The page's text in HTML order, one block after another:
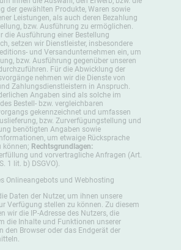
der gewählten Produkte, Waren sowie
Leistungen, als auch deren Bezahlung
bzw. Ausführung zu ermöglichen.
die Ausführung einer Bestellung
setzen wir Dienstleister, insbesondere
und Versandunternehmen ein, um
bzw. Ausführung gegenüber unseren
Für die Abwicklung der
nehmen wir die Dienste von
Zahlungsdienstleistern in Anspruch.
Angaben sind als solche im
Bestell- bzw. vergleichbaren
gekennzeichnet und umfassen
bzw. Zurverfügungstellung und
benötigten Angaben sowie
um etwaige Rücksprache
können; Rechtsgrundlagen:
und vorvertragliche Anfragen (Art.
1 lit. b) DSGVO).
Onlineangebots und Webhosting
Daten der Nutzer, um ihnen unsere
Verfügung stellen zu können. Zu diesem
wir die IP-Adresse des Nutzers, die
die Inhalte und Funktionen unserer
den Browser oder das Endgerät der